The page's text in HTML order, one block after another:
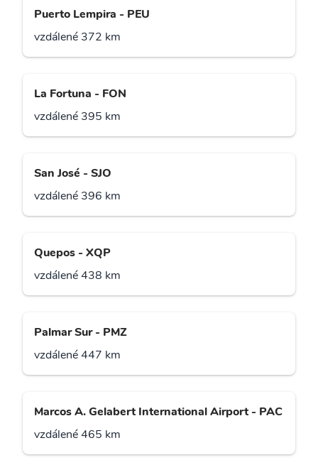
Puerto Lempira - PEU
vzdálené 372 km
La Fortuna - FON
vzdálené 395 km
San José - SJO
vzdálené 396 km
Quepos - XQP
vzdálené 438 km
Palmar Sur - PMZ
vzdálené 447 km
Marcos A. Gelabert International Airport - PAC
vzdálené 465 km